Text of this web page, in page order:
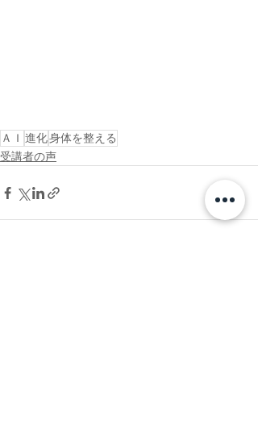
ＡＩ 進化身体を整える
受講者の声